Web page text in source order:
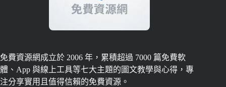
免費資源網成立於 2006 年，累積超過 7000 篇免費軟
體、App 與線上工具等七大主題的圖文教學與心得，專
注分享實用且值得信賴的免費資源。